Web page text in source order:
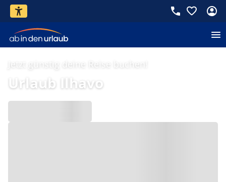
Jetzt günstig deine Reise buchen!
Urlaub Ilhavo